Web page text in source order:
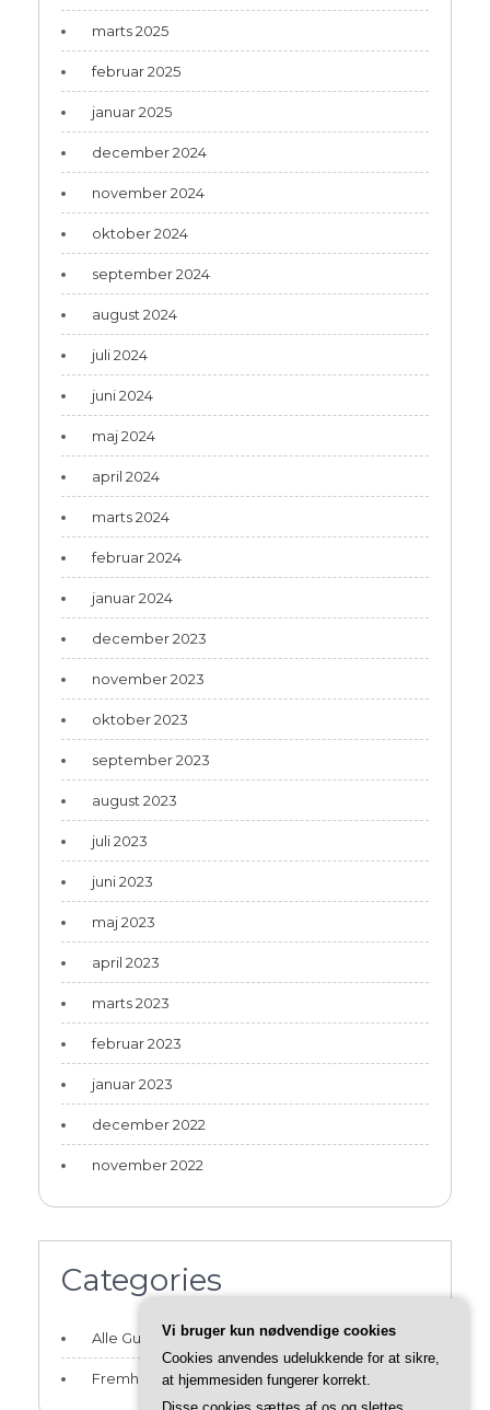
marts 2025
februar 2025
januar 2025
december 2024
november 2024
oktober 2024
september 2024
august 2024
juli 2024
juni 2024
maj 2024
april 2024
marts 2024
februar 2024
januar 2024
december 2023
november 2023
oktober 2023
september 2023
august 2023
juli 2023
juni 2023
maj 2023
april 2023
marts 2023
februar 2023
januar 2023
december 2022
november 2022
Categories
Alle Guides og Artikler
Fremhævede Guides
Vi bruger kun nødvendige cookies
Cookies anvendes udelukkende for at sikre,
at hjemmesiden fungerer korrekt.